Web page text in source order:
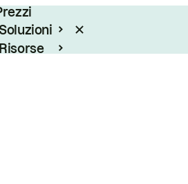
Risorse